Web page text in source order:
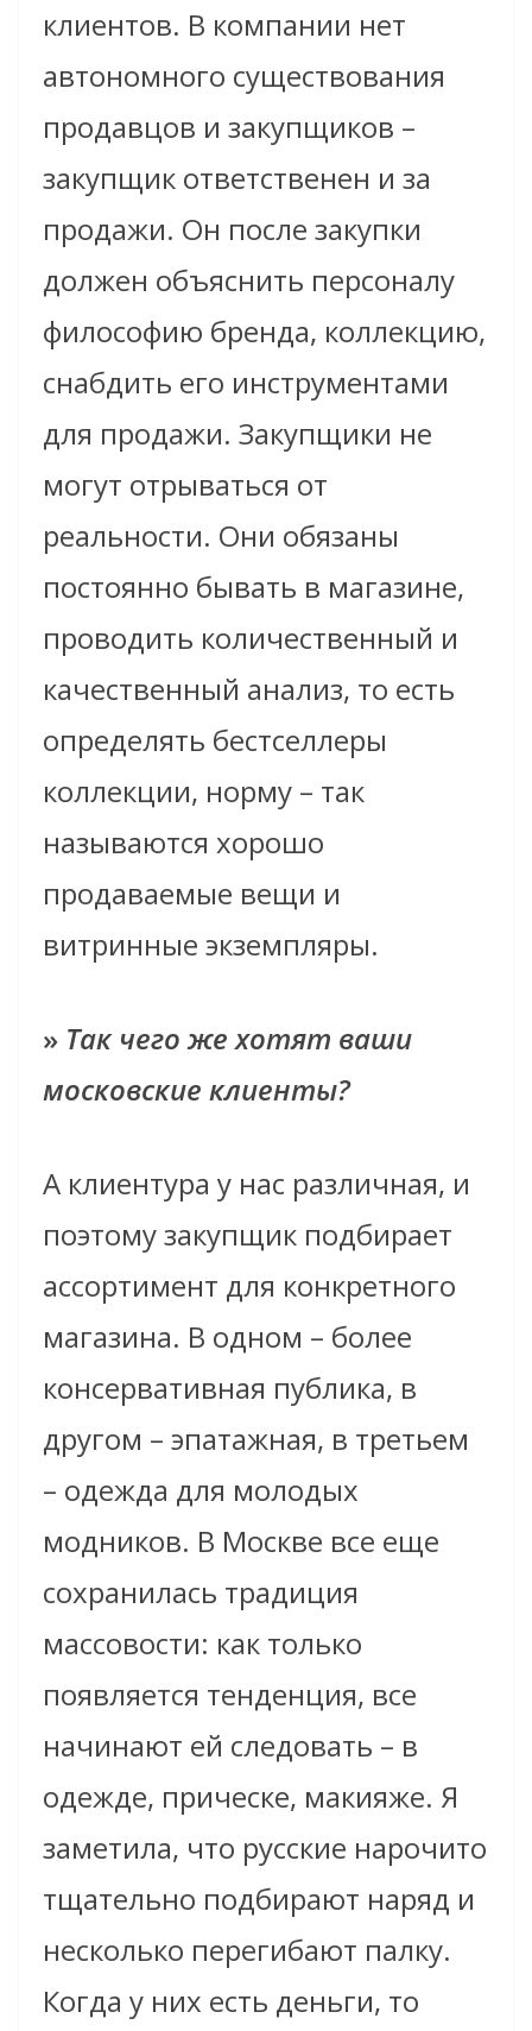
клиентов. В компании нет
автономного существования
продавцов и закупщиков –
закупщик ответственен и за
продажи. Он после закупки
должен объяснить персоналу
философию бренда, коллекцию,
снабдить его инструментами
для продажи. Закупщики не
могут отрываться от
реальности. Они обязаны
постоянно бывать в магазине,
проводить количественный и
качественный анализ, то есть
определять бестселлеры
коллекции, норму – так
называются хорошо
продаваемые вещи и
витринные экземпляры.
» Так чего же хотят ваши
московские клиенты?
А клиентура у нас различная, и
поэтому закупщик подбирает
ассортимент для конкретного
магазина. В одном – более
консервативная публика, в
другом – эпатажная, в третьем
– одежда для молодых
модников. В Москве все еще
сохранилась традиция
массовости: как только
появляется тенденция, все
начинают ей следовать – в
одежде, прическе, макияже. Я
заметила, что русские нарочито
тщательно подбирают наряд и
несколько перегибают палку.
Когда у них есть деньги, то